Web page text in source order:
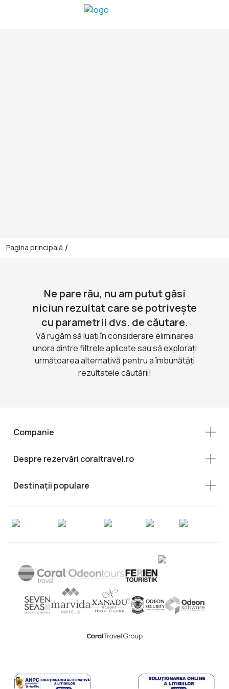
Pagina principală /
Ne pare rău, nu am putut găsi
niciun rezultat care se potrivește
cu parametrii dvs. de căutare.
Vă rugăm să luați în considerare eliminarea
unora dintre filtrele aplicate sau să explorați
următoarea alternativă pentru a îmbunătăți
rezultatele căutării!
Companie
Despre rezervări coraltravel.ro
Destinații populare